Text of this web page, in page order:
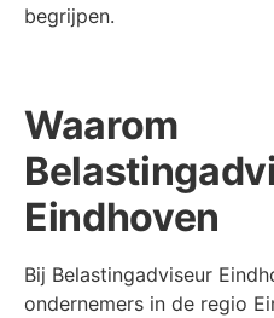
begrijpen.
Waarom
Eindhoven
Bij Belastingadviseur
ondernemers in de regio